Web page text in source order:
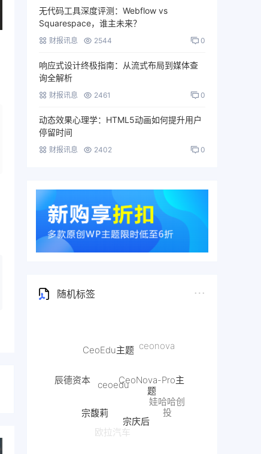
无代码工具深度评测：Webflow vs
Squarespace，谁主未来？
财报讯息 2544 0
响应式设计终极指南：从流式布局到媒体查
询全解析
财报讯息 2461 0
动态效果心理学：HTML5动画如何提升用户
停留时间
财报讯息 2402 0
随机标签
换芯门
欧拉汽车
雷军
娃哈哈创
投
宗庆后